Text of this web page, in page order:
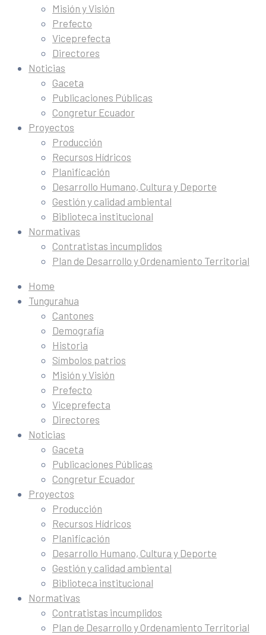
Misión y Visión
Prefecto
Viceprefecta
Directores
Noticias
Gaceta
Publicaciones Públicas
Congretur Ecuador
Proyectos
Producción
Recursos Hídricos
Planificación
Desarrollo Humano, Cultura y Deporte
Gestión y calidad ambiental
Biblioteca institucional
Normativas
Contratistas incumplidos
Plan de Desarrollo y Ordenamiento Territorial
Home
Tungurahua
Cantones
Demografía
Historia
Símbolos patrios
Misión y Visión
Prefecto
Viceprefecta
Directores
Noticias
Gaceta
Publicaciones Públicas
Congretur Ecuador
Proyectos
Producción
Recursos Hídricos
Planificación
Desarrollo Humano, Cultura y Deporte
Gestión y calidad ambiental
Biblioteca institucional
Normativas
Contratistas incumplidos
Plan de Desarrollo y Ordenamiento Territorial